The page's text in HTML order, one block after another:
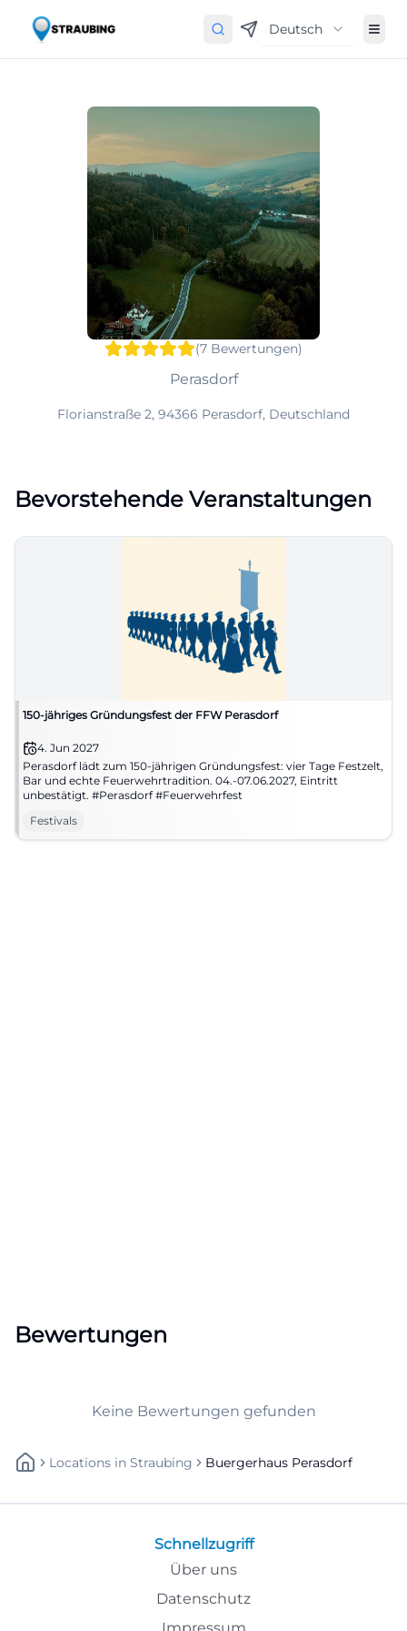
Deutsch
(7 Bewertungen)
Perasdorf
Florianstraße 2, 94366 Perasdorf, Deutschland
Bevorstehende Veranstaltungen
150-jähriges Gründungsfest der FFW Perasdorf
4. Jun 2027
Perasdorf lädt zum 150-jährigen Gründungsfest: vier Tage Festzelt,
Bar und echte Feuerwehrtradition. 04.-07.06.2027, Eintritt
unbestätigt. #Perasdorf #Feuerwehrfest
Festivals
Bewertungen
Keine Bewertungen gefunden
Locations In Straubing Buergerhaus Perasdorf
Schnellzugriff
Über uns
Datenschutz